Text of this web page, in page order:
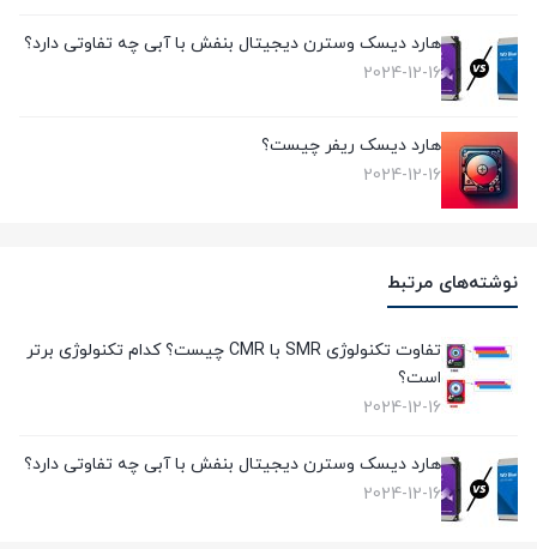
هارد دیسک وسترن دیجیتال بنفش با آبی چه تفاوتی دارد؟
2024-12-16
هارد دیسک ریفر چیست؟
2024-12-16
نوشته‌های مرتبط
تفاوت تکنولوژی SMR با CMR چیست؟ کدام تکنولوژی برتر
است؟
2024-12-16
هارد دیسک وسترن دیجیتال بنفش با آبی چه تفاوتی دارد؟
2024-12-16